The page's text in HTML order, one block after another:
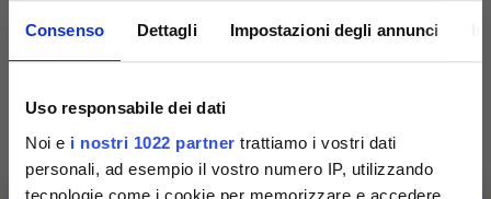
Consenso Dettagli Impostazioni degli annunci
Uso responsabile dei dati
Noi e i nostri 1022 partner trattiamo i vostri dati
personali, ad esempio il vostro numero IP, utilizzando
tecnologie come i cookie per memorizzare e accedere
Tryptic Soybean Broth
(TSB) mod. per
Geobacillus
stearothermophilus
Tryptic Soybean Broth (TSB)
(SCDB) 4,5 ml in provette 16.7 x
62.8 mm. Incubazione validata